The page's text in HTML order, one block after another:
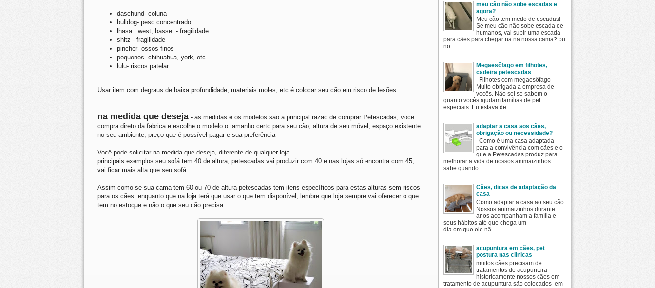
daschund- coluna
bulldog- peso concentrado
lhasa , west, basset - fragilidade
shitz - fragilidade
pincher- ossos finos
pequenos- chihuahua, york, etc
lulu- riscos patelar
Usar item com degraus de baixa profundidade, materiais moles, etc é colocar seu cão em risco de lesões.
na medida que deseja - as medidas e os modelos são a principal razão de comprar Petescadas, você
compra direto da fabrica e escolhe o modelo o tamanho certo para seu cão, altura de seu móvel, espaço existente
no seu ambiente, preço que é possível pagar e sua preferência
Você pode solicitar na medida que deseja, diferente de qualquer loja.
principais exemplos seu sofá tem 40 de altura, petescadas vai produzir com 40 e nas lojas só encontra com 45,
vai ficar mais alta que seu sofá.
Assim como se sua cama tem 60 ou 70 de altura petescadas tem itens específicos para estas alturas sem riscos
para os cães, enquanto que na loja terá que usar o que tem disponível, lembre que loja sempre vai oferecer o que
tem no estoque e não o que seu cão precisa.
meu cão não sobe escadas e
agora?
Meu cão tem medo de escadas!
Se meu cão não sobe escada de
humanos, vai subir uma escada
para cães para chegar na na nossa cama? ou
no...
Megaesôfago em filhotes,
cadeira petescadas
Filhotes com megaesôfago
Muito obrigada a empresa de
vocês. Não sei se sabem o
quanto vocês ajudam famílias de pet
especiais. Eu estava de...
adaptar a casa aos cães,
obrigação ou necessidade?
Como é uma casa adaptada
para a convivência com cães e o
que a Petescadas produz para
melhorar a vida de nossos animaizinhos
sabe quando ...
Cães, dicas de adaptação da
casa
Como adaptar a casa ao seu cão
Nossos animaizinhos durante
anos acompanham a família e
seus hábitos até que chega um
dia em que ele nã...
acupuntura em cães, pet
postura nas clinicas
muitos cães precisam de
tratamentos de acupuntura
historicamente nossos cães em
tratamento de acupuntura são colocados em